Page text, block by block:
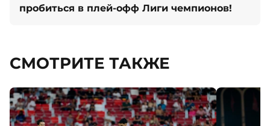
пробиться в плей-офф Лиги чемпионов!
СМОТРИТЕ ТАКЖЕ